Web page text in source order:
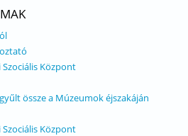
Központ
össze a Múzeumok éjszakáján
Központ